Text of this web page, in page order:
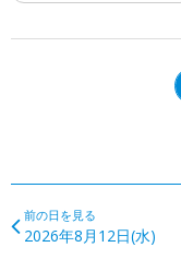
前の日を見る
2026年8月12日(水)